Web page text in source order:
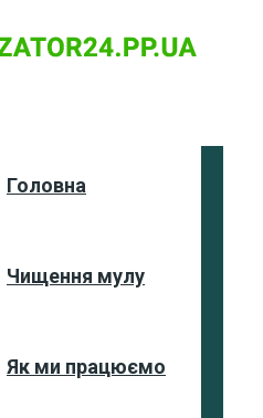
Головна
Чищення мулу
Як ми працюємо